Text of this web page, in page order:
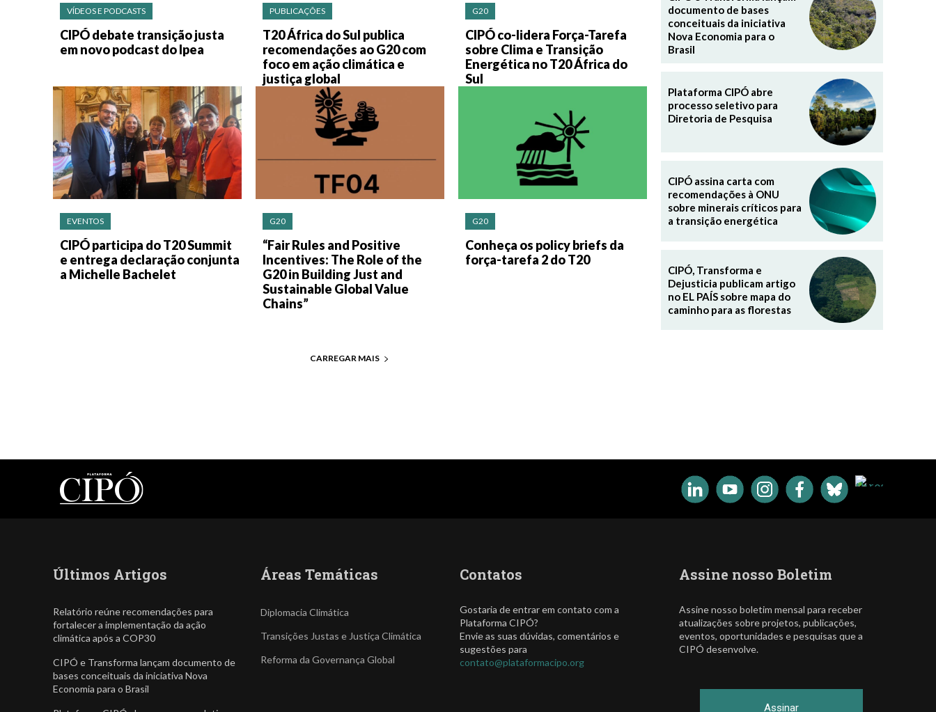
VÍDEOS E PODCASTS
CIPÓ debate transição justa
em novo podcast do Ipea
PUBLICAÇÕES
T20 África do Sul publica
recomendações ao G20 com
foco em ação climática e
justiça global
G20
CIPÓ co-lidera Força-Tarefa
sobre Clima e Transição
Energética no T20 África do
Sul
EVENTOS
CIPÓ participa do T20 Summit
e entrega declaração conjunta
a Michelle Bachelet
G20
“Fair Rules and Positive
Incentives: The Role of the
G20 in Building Just and
Sustainable Global Value
Chains”
G20
Conheça os policy briefs da
força-tarefa 2 do T20
CARREGAR MAIS
documento de bases
conceituais da iniciativa
Nova Economia para o
Brasil
Plataforma CIPÓ abre
processo seletivo para
Diretoria de Pesquisa
CIPÓ assina carta com
recomendações à ONU
sobre minerais críticos para
a transição energética
CIPÓ, Transforma e
Dejusticia publicam artigo
no EL PAÍS sobre mapa do
caminho para as florestas
Últimos Artigos
Relatório reúne recomendações para
fortalecer a implementação da ação
climática após a COP30
CIPÓ e Transforma lançam documento de
bases conceituais da iniciativa Nova
Economia para o Brasil
Áreas Temáticas
Diplomacia Climática
Transições Justas e Justiça Climática
Reforma da Governança Global
Contatos
Gostaria de entrar em contato com a
Plataforma CIPÓ?
Envie as suas dúvidas, comentários e
sugestões para
contato@plataformacipo.org
Assine nosso Boletim
Assine nosso boletim mensal para receber
atualizações sobre projetos, publicações,
eventos, oportunidades e pesquisas que a
CIPÓ desenvolve.
Assinar